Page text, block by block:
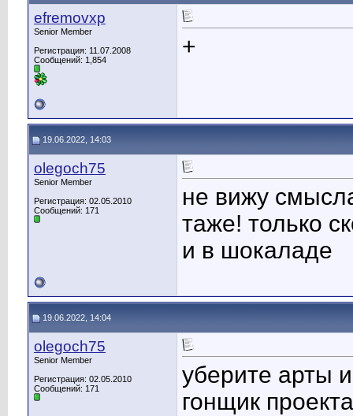
efremovxp
Senior Member
Регистрация: 11.07.2008
Сообщений: 1,854
+
19.06.2022, 14:03
olegoch75
Senior Member
Регистрация: 02.05.2010
Сообщений: 171
не вижу
таже! только
и в шокаладе
19.06.2022, 14:04
olegoch75
Senior Member
Регистрация: 02.05.2010
Сообщений: 171
уберите арты
гонщик проекта